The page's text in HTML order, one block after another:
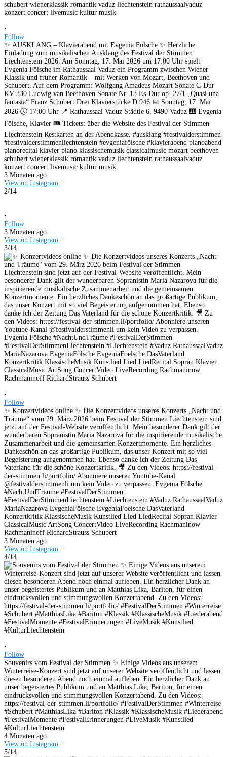
•
Follow
✨ AUSKLANG – Klavierabend mit Evgenia Fölsche ✨ Herzliche
Einladung zum musikalischen Ausklang des Festival der Stimmen
Liechtenstein 2026. Am Sonntag, 17. Mai 2026 um 17:00 Uhr spielt
Evgenia Fölsche im Rathaussaal Vaduz ein Programm zwischen Wiener
Klassik und früher Romantik – mit Werken von Mozart, Beethoven und
Schubert. Auf dem Programm: Wolfgang Amadeus Mozart Sonate C-Dur
KV 330 Ludwig van Beethoven Sonate Nr. 13 Es-Dur op. 27/1 „Quasi una
fantasia“ Franz Schubert Drei Klavierstücke D 946 📅 Sonntag, 17. Mai
2026 🕔 17:00 Uhr 📍 Rathaussaal Vaduz Städtle 6, 9490 Vaduz 🎹 Evgenia
Fölsche, Klavier 🎟️ Tickets: über die Website des Festival der Stimmen
Liechtenstein Restkarten an der Abendkasse. #ausklang #festivalderstimmen
#festivalderstimmenliechtenstein #evgeniafölsche #klavierabend pianoabend
pianorecital klavier piano klassischemusik classicalmusic mozart beethoven
schubert wienerklassik romantik vaduz liechtenstein rathaussaalvaduz
konzert concert livemusic kultur musik
3 Monaten ago
View on Instagram
2/14
•
Follow
3 Monaten ago
View on Instagram
3/14
•
Follow
✨ Konzertvideos online ✨ Die Konzertvideos unseres Konzerts „Nacht und
Träume“ vom 29. März 2026 beim Festival der Stimmen Liechtenstein sind
jetzt auf der Festival-Website veröffentlicht. Mein besonderer Dank gilt der
wunderbaren Sopranistin Maria Nazarova für die inspirierende musikalische
Zusammenarbeit und die gemeinsamen Konzertmomente. Ein herzliches
Dankeschön an das großartige Publikum, das unser Konzert mit so viel
Begeisterung aufgenommen hat. Ebenso danke ich der Zeitung Das
Vaterland für die schöne Konzertkritik. 🎥 Zu den Videos: https://festival-
der-stimmen.li/portfolio/ Abonniere unseren Youtube-Kanal
@festivalderstimmenli um kein Video zu verpassen. Evgenia Fölsche
#NachtUndTräume #FestivalDerStimmen
#FestivalDerStimmenLiechtenstein #Liechtenstein #Vaduz RathaussaalVaduz
MariaNazarova EvgeniaFölsche EvgeniaFoelsche DasVaterland
Konzertkritik KlassischeMusik Kunstlied Lied LiedRecital Sopran Klavier
ClassicalMusic ArtSong ConcertVideo LiveRecording Rachmaninow
Rachmaninoff RichardStrauss Schubert
3 Monaten ago
View on Instagram
4/14
•
Follow
Souvenirs vom Festival der Stimmen ✨ Einige Videos aus unserem
Winterreise-Konzert sind jetzt auf unserer Website veröffentlicht und lassen
diesen besonderen Abend noch einmal aufleben. Ein herzlicher Dank an
unser begeistertes Publikum und an Matthias Lika, Bariton, für einen
eindrucksvollen und stimmungsvollen Konzertabend. Zu den Videos:
https://festival-der-stimmen.li/portfolio/ #FestivalDerStimmen #Winterreise
#Schubert #MatthiasLika #Bariton #Klassik #KlassischeMusik #Liederabend
#FestivalMomente #FestivalErinnerungen #LiveMusik #Kunstlied
#KulturLiechtenstein
4 Monaten ago
View on Instagram
5/14